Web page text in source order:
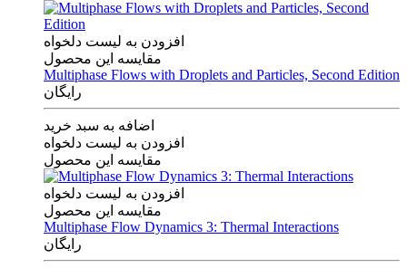
افزودن به لیست دلخواه
مقایسه این محصول
Multiphase Flows with Droplets and Particles, Second Edition
رایگان
اضافه به سبد خرید
افزودن به لیست دلخواه
مقایسه این محصول
افزودن به لیست دلخواه
مقایسه این محصول
Multiphase Flow Dynamics 3: Thermal Interactions
رایگان